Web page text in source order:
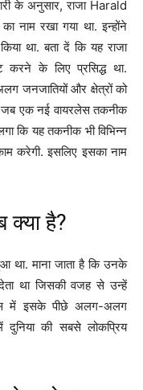
के अनुसार, राजा Harald
नाम रखा गया था. इन्होंने
था. बता दें कि यह राजा
करने के लिए प्रसिद्ध था.
जनजातियों और क्षेत्रों को
जब एक नई वायरलेस तकनीक
कि यह तकनीक भी विभिन्न
करेगी. इसलिए इसका नाम
है?
था. माना जाता है कि उनके
था जिसकी वजह से उन्हें
में इसके पीछे अलग-अलग
दुनिया की सबसे लोकप्रिय